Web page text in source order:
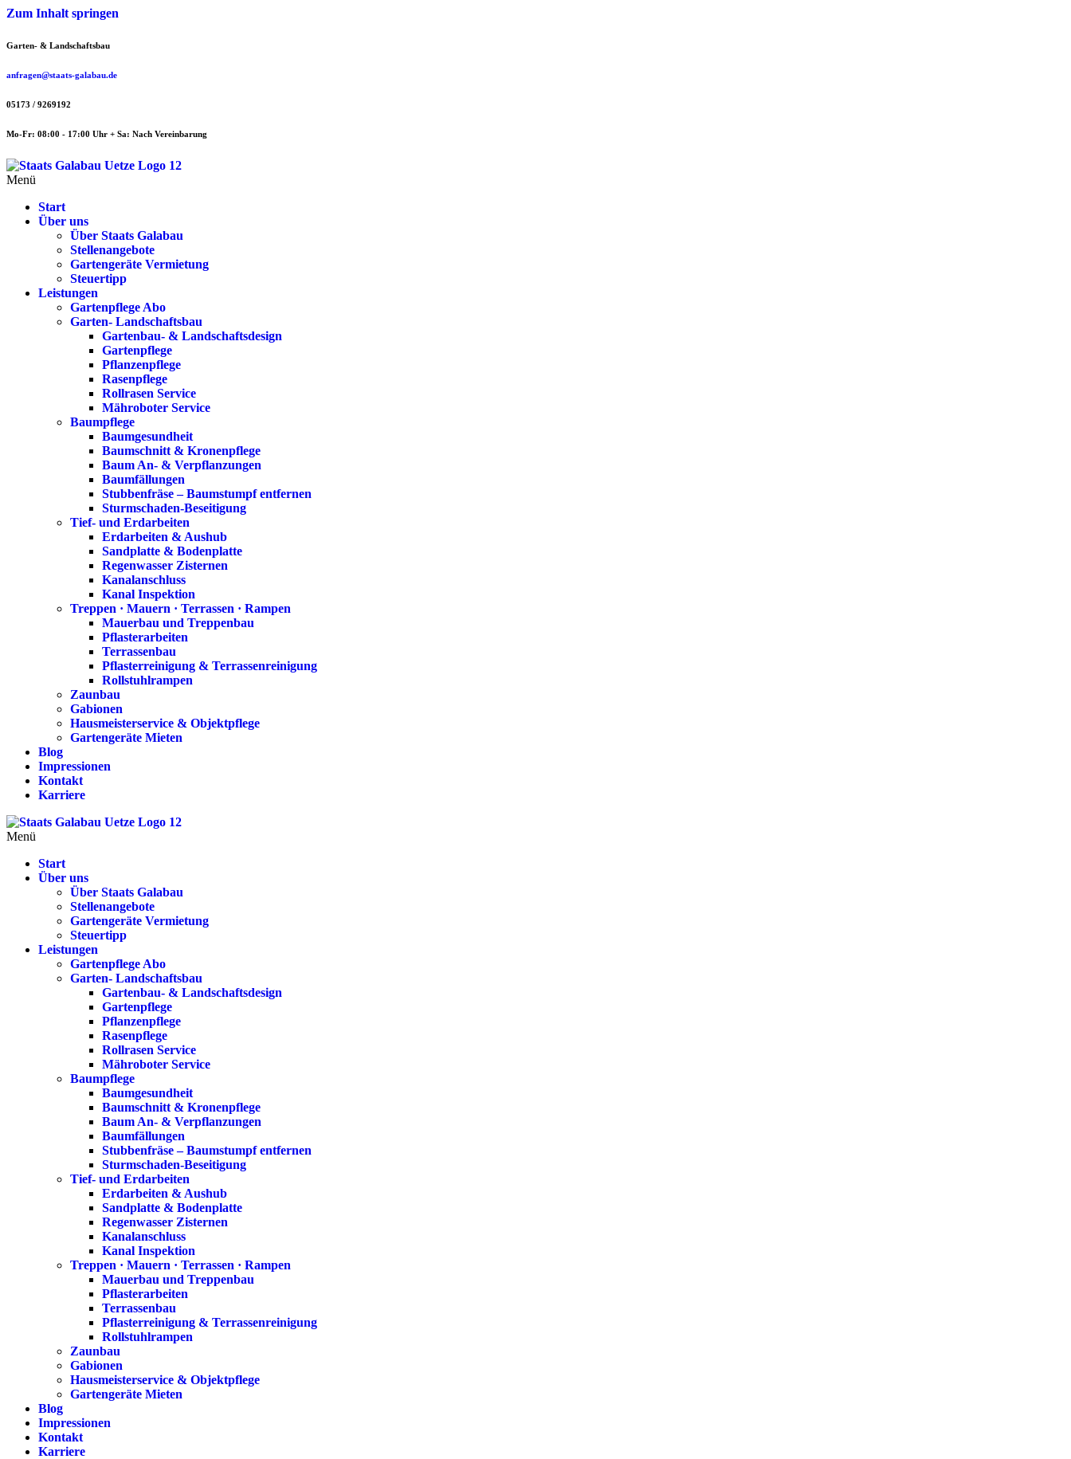
Zum Inhalt springen
Garten- & Landschaftsbau
anfragen@staats-galabau.de
05173 / 9269192
Mo-Fr: 08:00 - 17:00 Uhr + Sa: Nach Vereinbarung
Menü
Start
Über uns
Über Staats Galabau
Stellenangebote
Gartengeräte Vermietung
Steuertipp
Leistungen
Gartenpflege Abo
Garten- Landschaftsbau
Gartenbau- & Landschaftsdesign
Gartenpflege
Pflanzenpflege
Rasenpflege
Rollrasen Service
Mähroboter Service
Baumpflege
Baumgesundheit
Baumschnitt & Kronenpflege
Baum An- & Verpflanzungen
Baumfällungen
Stubbenfräse – Baumstumpf entfernen
Sturmschaden-Beseitigung
Tief- und Erdarbeiten
Erdarbeiten & Aushub
Sandplatte & Bodenplatte
Regenwasser Zisternen
Kanalanschluss
Kanal Inspektion
Treppen · Mauern · Terrassen · Rampen
Mauerbau und Treppenbau
Pflasterarbeiten
Terrassenbau
Pflasterreinigung & Terrassenreinigung
Rollstuhlrampen
Zaunbau
Gabionen
Hausmeisterservice & Objektpflege
Gartengeräte Mieten
Blog
Impressionen
Kontakt
Karriere
Menü
Start
Über uns
Über Staats Galabau
Stellenangebote
Gartengeräte Vermietung
Steuertipp
Leistungen
Gartenpflege Abo
Garten- Landschaftsbau
Gartenbau- & Landschaftsdesign
Gartenpflege
Pflanzenpflege
Rasenpflege
Rollrasen Service
Mähroboter Service
Baumpflege
Baumgesundheit
Baumschnitt & Kronenpflege
Baum An- & Verpflanzungen
Baumfällungen
Stubbenfräse – Baumstumpf entfernen
Sturmschaden-Beseitigung
Tief- und Erdarbeiten
Erdarbeiten & Aushub
Sandplatte & Bodenplatte
Regenwasser Zisternen
Kanalanschluss
Kanal Inspektion
Treppen · Mauern · Terrassen · Rampen
Mauerbau und Treppenbau
Pflasterarbeiten
Terrassenbau
Pflasterreinigung & Terrassenreinigung
Rollstuhlrampen
Zaunbau
Gabionen
Hausmeisterservice & Objektpflege
Gartengeräte Mieten
Blog
Impressionen
Kontakt
Karriere